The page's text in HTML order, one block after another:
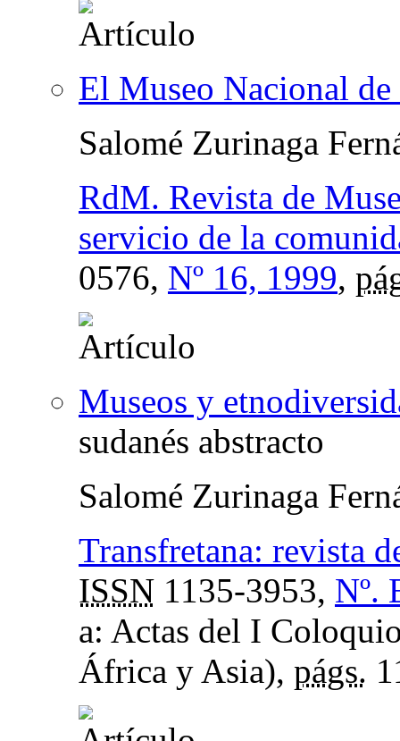
El Museo Nacional
Salomé Zurinaga
RdM. Revista de
servicio de la
0576, Nº 16, 1999,
Museos y
sudanés abstracto
Salomé Zurinaga
Transfretana: revista
ISSN 1135-3953, Nº.
a: Actas del I
África y Asia), págs.